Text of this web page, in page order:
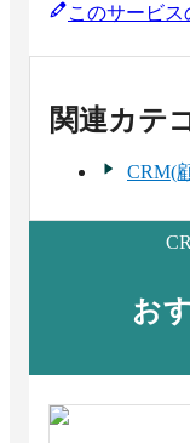
このサービス
関連カテ
CRM(
お